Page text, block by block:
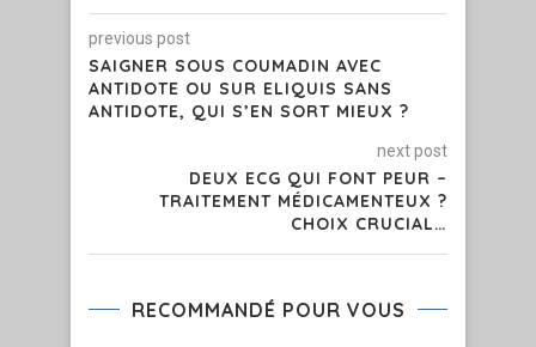
previous post
SAIGNER SOUS COUMADIN AVEC
ANTIDOTE OU SUR ELIQUIS SANS
ANTIDOTE, QUI S’EN SORT MIEUX ?
next post
DEUX ECG QUI FONT PEUR –
TRAITEMENT MÉDICAMENTEUX ?
CHOIX CRUCIAL…
RECOMMANDÉ POUR VOUS